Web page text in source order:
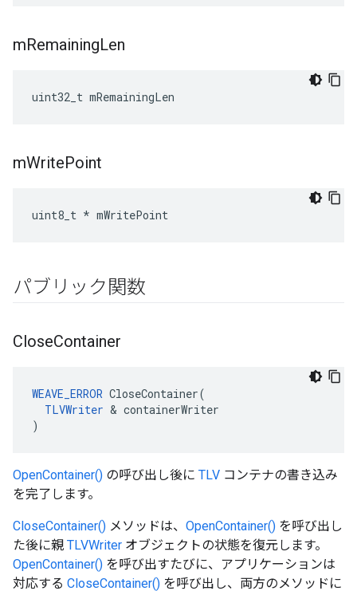
mRemainingLen
uint32_t mRemainingLen
mWritePoint
uint8_t * mWritePoint
パブリック関数
CloseContainer
WEAVE_ERROR CloseContainer(
TLVWriter & containerWriter
)
OpenContainer() の呼び出し後に TLV コンテナの書き込み
を完了します。
CloseContainer() メソッドは、 OpenContainer() を呼び出し
た後に親 TLVWriter オブジェクトの状態を復元します。
OpenContainer() を呼び出すたびに、アプリケーションは
対応する CloseContainer() を呼び出し、両方のメソッドに